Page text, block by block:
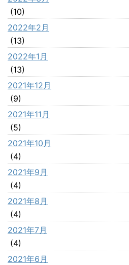
(10)
2022年2月
(13)
2022年1月
(13)
2021年12月
(9)
2021年11月
(5)
2021年10月
(4)
2021年9月
(4)
2021年8月
(4)
2021年7月
(4)
2021年6月